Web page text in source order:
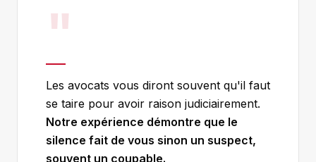
"
Les avocats vous diront souvent qu'il faut
se taire pour avoir raison judiciairement.
Notre expérience démontre que le
silence fait de vous sinon un suspect,
souvent un coupable.